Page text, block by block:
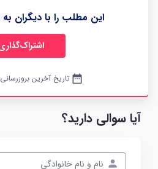
این مطلب را با دیگران به
date_range تاریخ آخرین
آیا سوالی دارید؟